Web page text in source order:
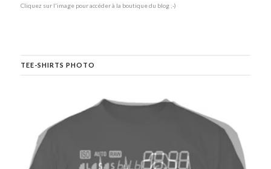
Cliquez sur l'image pour accéder à la boutique du blog ;-)
TEE-SHIRTS PHOTO